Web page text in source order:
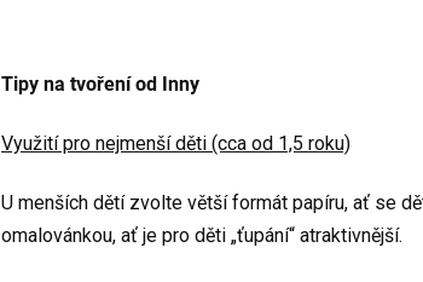
Tipy na tvoření od Inny
Využití pro nejmenší děti (cca od 1,5 roku)
U menších dětí zvolte větší formát papíru, ať se
omalovánkou, ať je pro děti „ťupání“ atraktivnější.